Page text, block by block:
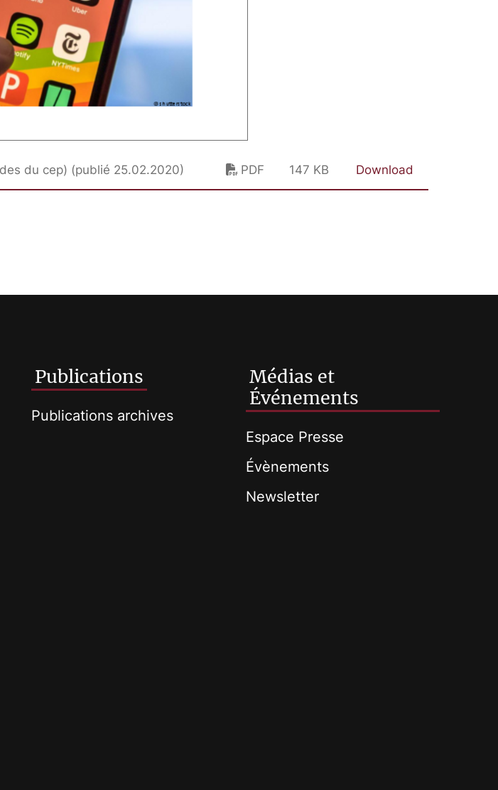
du cep) (publié 25.02.2020) PDF 147 KB Download
Publications
Publications archives
Médias et
Événements
Espace Presse
Évènements
Newsletter